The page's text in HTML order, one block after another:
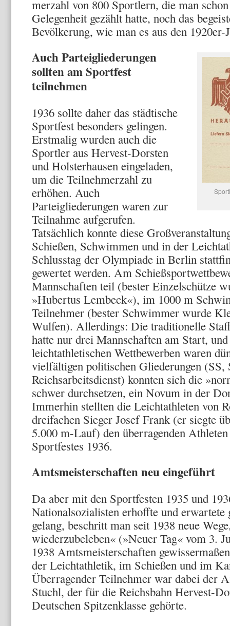
merzahl von 800 Sportlern, die man
Gelegenheit gezählt hatte, noch das
Bevölkerung, wie man es aus den 1920er-
Auch Parteigliederungen
sollten am Sportfest
teilnehmen
1936 sollte daher das städtische
Sportfest be­sonders gelingen.
Erstmalig wurden auch die
Sportler aus Hervest-Dorsten
und Holster­hausen eingeladen,
um die Teilnehmerzahl zu
erhöhen. Auch
Parteigliederungen waren zur
Teilnahme aufgerufen.
Tatsächlich konnte diese
Schießen, Schwimmen und in der
Schlusstag der Olympiade in Berlin
gewertet werden. Am
Mannschaften teil (bester Einzelschütze
»Hubertus Lembeck«), im 1000 m
Teilnehmer (bester Schwimmer wurde
Wulfen). Allerdings: Die traditionelle
hatte nur drei Mannschaften am Start,
leichtathletischen Wettbe­werben waren
vielfältigen politischen Gliederungen
Reichsarbeitsdienst) konnten sich die
schwer durchsetzen, ein Novum in der
Immerhin stell­ten die Leichtathleten von
dreifachen Sieger Josef Frank (er siegte
5.000 m-Lauf) den überragenden Athleten
Sportfestes 1936.
Amtsmeisterschaften neu eingeführt
Da aber mit den Sportfesten 1935 und
Nationalsozialisten erhoffte und
gelang, beschritt man seit 1938 neue
wiederzubeleben« (»Neuer Tag« vom 3.
1938 Amtsmeisterschaften
der Leichtathle­tik, im Schießen und im
Überragender Teilnehmer war dabei der
Stuchl, der für die Reichsbahn Hervest-
Deutschen Spitzenklasse gehörte.